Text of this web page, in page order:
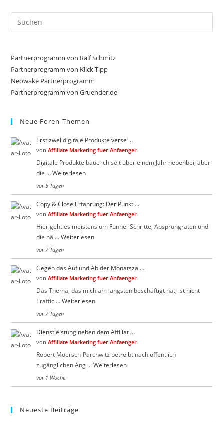
Partnerprogramm von Ralf Schmitz
Partnerprogramm von Klick Tipp
Neowake Partnerprogramm
Partnerprogramm von Gruender.de
Neue Foren-Themen
Erst zwei digitale Produkte verse …
vonAffiliate Marketing fuer Anfaenger
Digitale Produkte baue ich seit über einem Jahr nebenbei, aber
die …Weiterlesen
vor 5 Tagen
Copy & Close Erfahrung: Der Punkt …
vonAffiliate Marketing fuer Anfaenger
Hier geht es meistens um Funnel-Schritte, Absprungraten und
die nä …Weiterlesen
vor 7 Tagen
Gegen das Auf und Ab der Monatsza …
vonAffiliate Marketing fuer Anfaenger
Das Thema, das mich am längsten beschäftigt hat, ist nicht
Traffic …Weiterlesen
vor 7 Tagen
Dienstleistung neben dem Affiliat …
vonAffiliate Marketing fuer Anfaenger
Robert Moersch-Parchwitz betreibt nach öffentlich
zugänglichen Ang …Weiterlesen
vor 1 Woche
Neueste Beiträge